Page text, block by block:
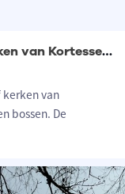
Langeafstandswandeling via 5 kerken van Kortessem
kerken van
bossen. De